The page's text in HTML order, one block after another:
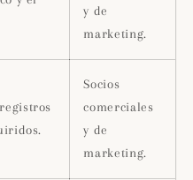
y de
marketing.
Socios
comerciales
y de
marketing.